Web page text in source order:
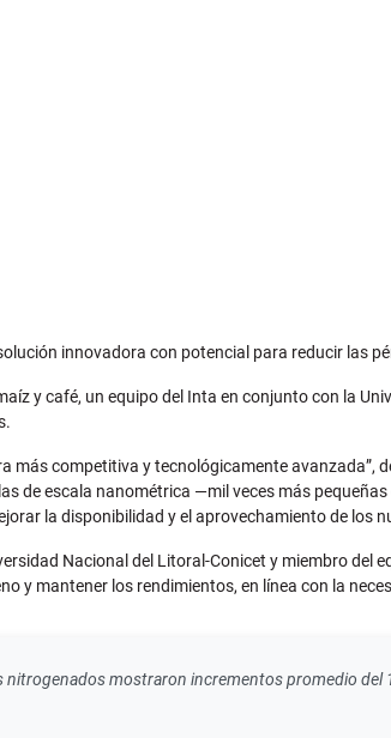
innovadora con potencial para reducir las
y café, un equipo del Inta en conjunto con la
competitiva y tecnológicamente avanzada”,
de escala nanométrica —mil veces más
la disponibilidad y el aprovechamiento de los
Nacional del Litoral-Conicet y miembro
y mantener los rendimientos, en línea con la
mostraron incrementos promedio